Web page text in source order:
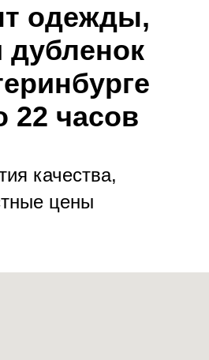
одежды,
22 часов
качества,
цены